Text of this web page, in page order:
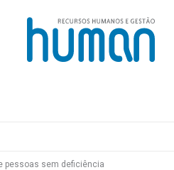
pessoas sem deficiência